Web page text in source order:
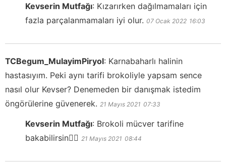
Kevserin Mutfağı: Kızarırken dağılmamaları için
fazla parçalanmamaları iyi olur. 07 Ocak 2022 16:03
TCBegum_MulayimPiryol: Karnabaharlı halinin
hastasıyım. Peki aynı tarifi brokoliyle yapsam sence
nasıl olur Kevser? Denemeden bir danışmak istedim
öngörülerine güvenerek. 21 Mayıs 2021 07:33
Kevserin Mutfağı: Brokoli mücver tarifine
bakabilirsin👍🏻 21 Mayıs 2021 08:44